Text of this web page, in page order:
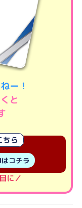
ー！
と
ちら
コチラ
に／